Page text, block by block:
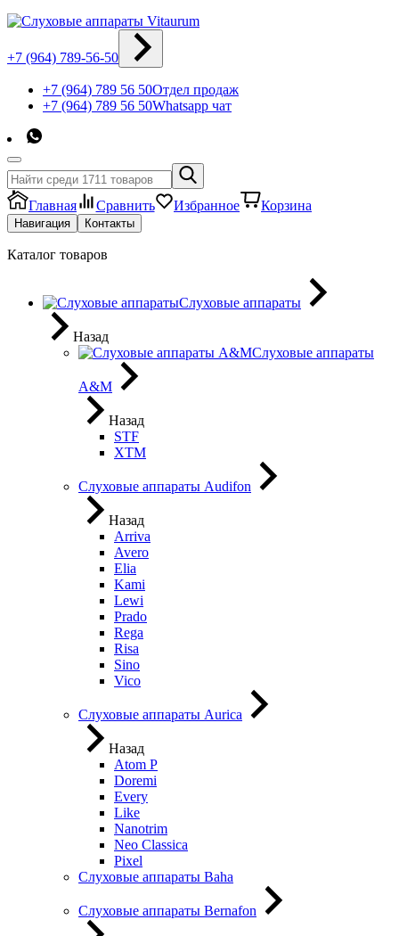
+7 (964) 789-56-50
+7 (964) 789 56 50Отдел продаж
+7 (964) 789 56 50Whatsapp чат
Главная Сравнить Избранное Корзина
Навигация Контакты
Каталог товаров
Слуховые аппараты
Назад
Слуховые аппараты
A&M
Назад
STF
XTM
Слуховые аппараты Audifon
Назад
Arriva
Avero
Elia
Kami
Lewi
Prado
Rega
Risa
Sino
Vico
Слуховые аппараты Aurica
Назад
Atom P
Doremi
Every
Like
Nanotrim
Neo Classica
Pixel
Слуховые аппараты Baha
Слуховые аппараты Bernafon